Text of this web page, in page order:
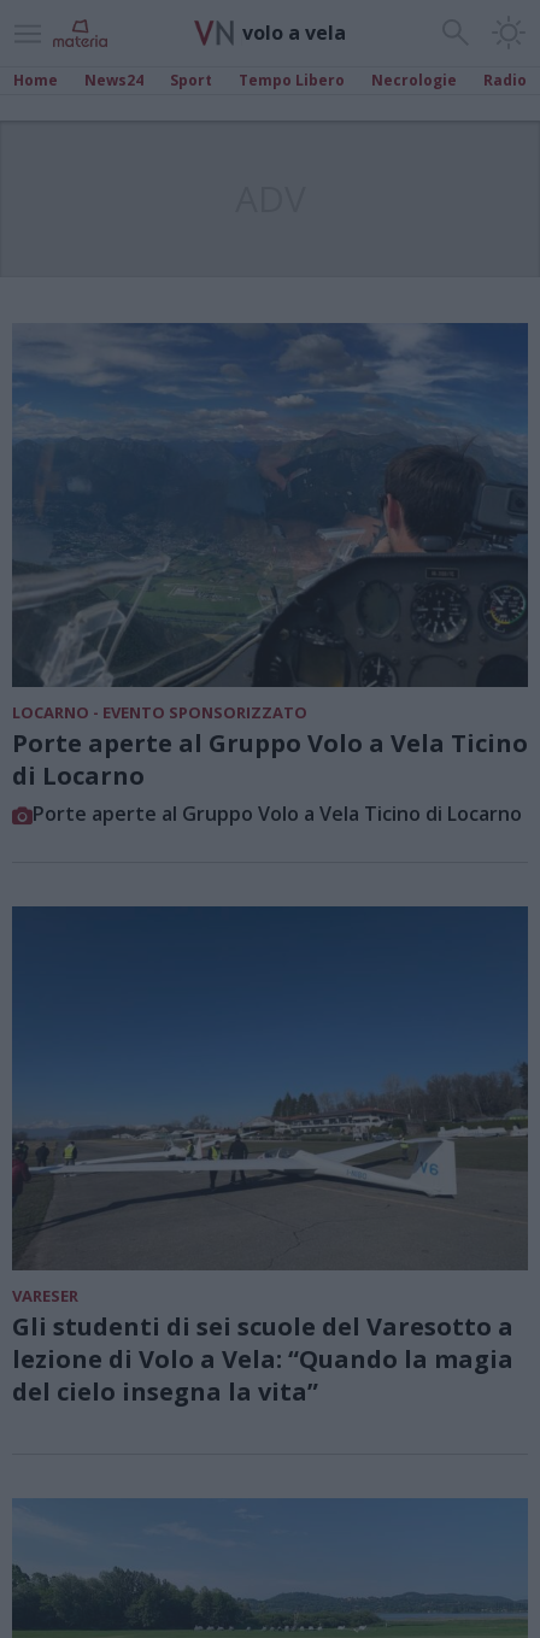
volo a vela
Home News24 Sport Tempo Libero Necrologie Radio
LOCARNO - EVENTO SPONSORIZZATO
Porte aperte al Gruppo Volo a Vela Ticino
di Locarno
Porte aperte al Gruppo Volo a Vela Ticino di Locarno
VARESER
Gli studenti di sei scuole del Varesotto a
lezione di Volo a Vela: “Quando la magia
del cielo insegna la vita”